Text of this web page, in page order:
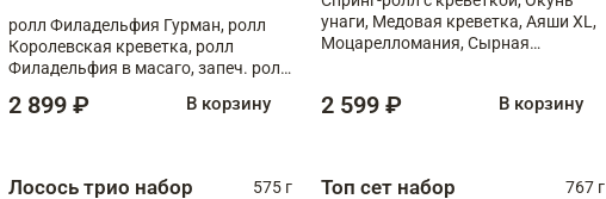
ролл Филадельфия Гурман, ролл
Королевская креветка, ролл
Филадельфия в масаго, запеч. ролл
Тигровая креветка с моцареллой,
2 899 ₽ В корзину
унаги, Медовая креветка, Аяши XL,
Моцарелломания, Сырная
2 599 ₽ В корзину
Лосось трио набор
575 г
Топ сет набор
767 г